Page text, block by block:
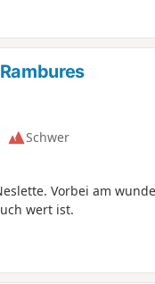
Schwer
Vorbei am
wert ist.